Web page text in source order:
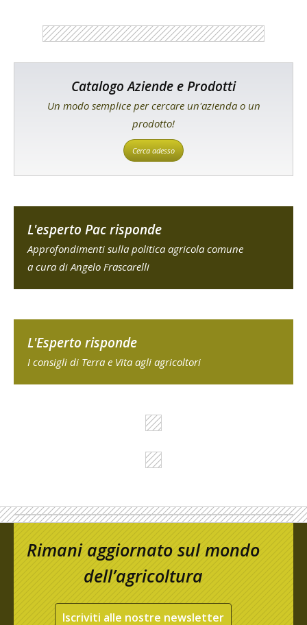
Catalogo Aziende e Prodotti
Un modo semplice per cercare un'azienda o un
prodotto!
Cerca adesso
L'esperto Pac risponde
Approfondimenti sulla politica agricola comune
a cura di Angelo Frascarelli
L'Esperto risponde
I consigli di Terra e Vita agli agricoltori
Rimani aggiornato sul mondo
dell’agricoltura
Iscriviti alle nostre newsletter